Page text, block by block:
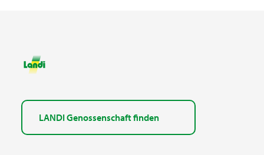
LANDI Genossenschaft finden